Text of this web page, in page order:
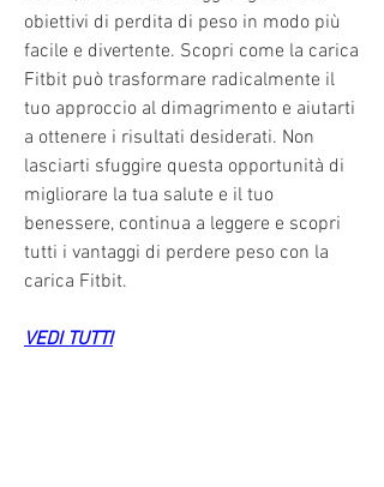
obiettivi di perdita di peso in modo più
facile e divertente. Scopri come la carica
Fitbit può trasformare radicalmente il
tuo approccio al dimagrimento e aiutarti
a ottenere i risultati desiderati. Non
lasciarti sfuggire questa opportunità di
migliorare la tua salute e il tuo
benessere, continua a leggere e scopri
tutti i vantaggi di perdere peso con la
carica Fitbit.
VEDI TUTTI